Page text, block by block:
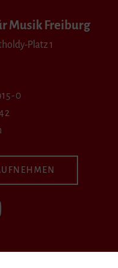
Musik Freiburg
Platz 1
0
Facebook
uns auf Instagram
Sie uns bei Vimeo